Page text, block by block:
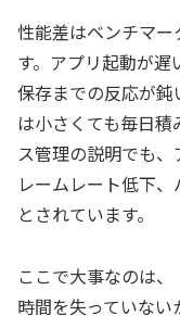
性能差はベンチマ
す。アプリ起動が
保存までの反応が
は小さくても毎日
ス管理の説明でも
レームレート低下
とされています。
ここで大事なのは
時間を失っていな